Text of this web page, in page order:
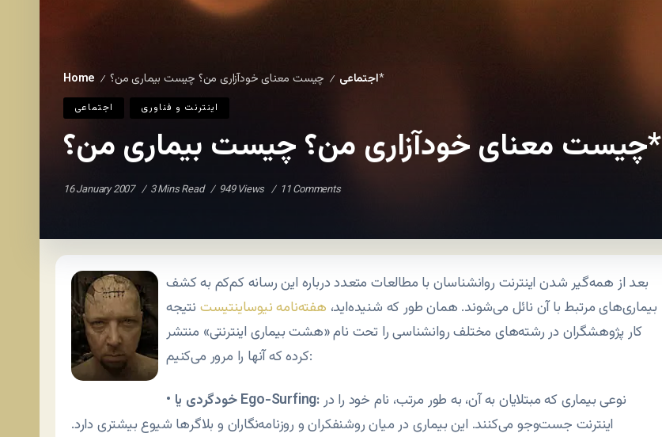
Home / اجتماعی / چیست معنای خودآزاری من؟ چیست بیماری من؟*
اجتماعی اينترنت و فناوری
چیست معنای خودآزاری من؟ چیست بیماری من؟*
16 January 2007 3 Mins Read 949 Views 11 Comments
بعد از همه‌گیر شدن اینترنت روانشناسان با مطالعات متعدد درباره این رسانه کم‌کم به کشف
بیماری‌های مرتبط با آن نائل می‌شوند. همان طور که شنیده‌اید، هفته‌نامه نیوساینتیست نتیجه
کار پژوهشگران در رشته‌های مختلف روانشناسی را تحت نام «هشت بیماری اینترنتی» منتشر
کرده که آنها را مرور می‌کنیم:
• خودگردی یا Ego-Surfing:
اینترنت جست‌وجو می‌کنند. این بیماری در میان روشنفکران و روزنامه‌نگاران و بلاگرها شیوع بیشتری دارد.